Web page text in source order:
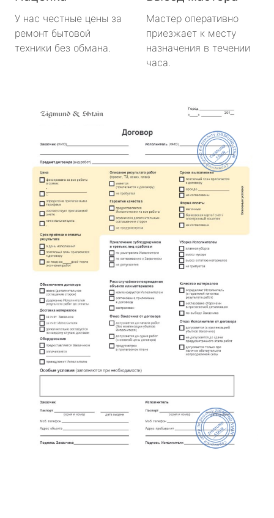
У нас честные цены за
ремонт бытовой
техники без обмана.
Мастер оперативно
приезжает к месту
назначения в течении
часа.